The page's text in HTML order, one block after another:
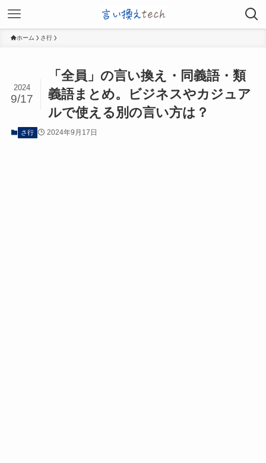
ホーム さ行
「全員」の言い換え・同義語・類
義語まとめ。ビジネスやカジュア
ルで使える別の言い方は？
2024
9/17
さ行 2024年9月17日